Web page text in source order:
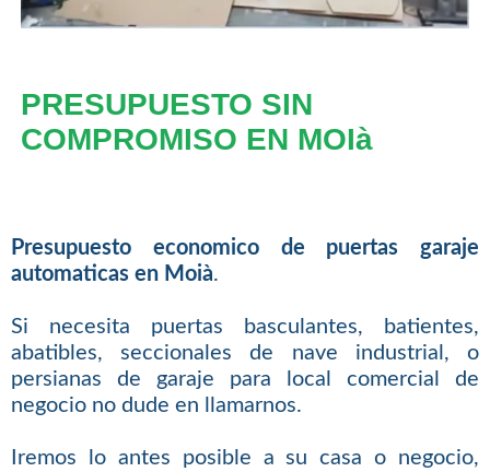
PRESUPUESTO SIN
COMPROMISO EN MOIà
Presupuesto economico de puertas garaje
automaticas en Moià.
Si necesita puertas basculantes, batientes,
abatibles, seccionales de nave industrial, o
persianas de garaje para local comercial de
negocio no dude en llamarnos.
Iremos lo antes posible a su casa o negocio,